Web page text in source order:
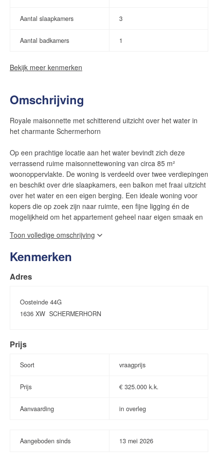
Aantal slaapkamers 3
Aantal badkamers 1
Bekijk meer kenmerken
Omschrijving
Royale maisonnette met schitterend uitzicht over het water in
het charmante Schermerhorn
Op een prachtige locatie aan het water bevindt zich deze
verrassend ruime maisonnettewoning van circa 85 m²
woonoppervlakte. De woning is verdeeld over twee verdiepingen
en beschikt over drie slaapkamers, een balkon met fraai uitzicht
over het water en een eigen berging. Een ideale woning voor
kopers die op zoek zijn naar ruimte, een fijne ligging én de
mogelijkheid om het appartement geheel naar eigen smaak en
bevindt zich meteen een compacte kamer, ideaal te gebruiken
meterkast, het toilet met fonteintje, de trapopgang naar de
woonkamer. De woonkamer biedt een schitterend vrij uitzicht
over het water. Vanuit de woonkamer heeft u tevens toegang tot
gasaansluiting en afzuigkap. Daarnaast is er op deze woonlaag
de cv-ketel, de badkamer en nog een slaapkamer met
Toon volledige omschrijving
Kenmerken
Adres
Oosteinde 44G
1636 XW SCHERMERHORN
Prijs
Soort vraagprijs
Prijs € 325.000 k.k.
Aanvaarding in overleg
Aangeboden sinds 13 mei 2026